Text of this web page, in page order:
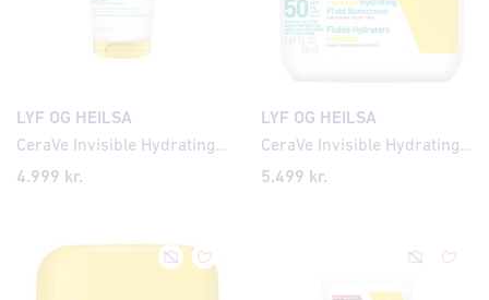
LYF OG HEILSA
CeraVe Invisible Hydrating Sunscreen SPF30 177ml
4.999 kr.
LYF OG HEILSA
CeraVe Invisible Hydrating Fluid Sunscreen SPF50
5.499 kr.